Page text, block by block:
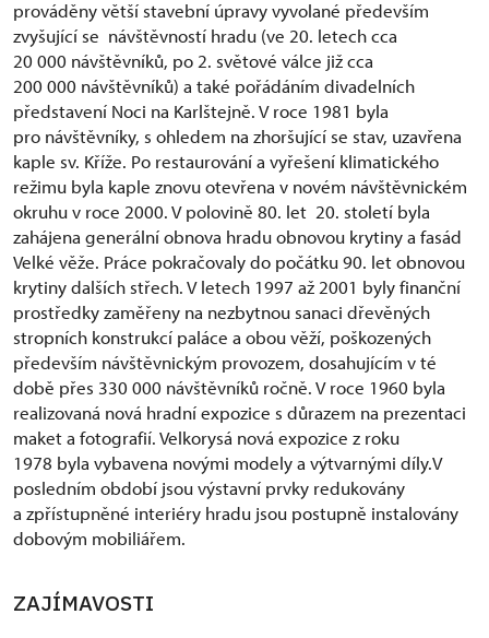
prováděny větší stavební úpravy vyvolané především
zvyšující se návštěvností hradu (ve 20. letech cca
20 000 návštěvníků, po 2. světové válce již cca
200 000 návštěvníků) a také pořádáním divadelních
představení Noci na Karlštejně. V roce 1981 byla
pro návštěvníky, s ohledem na zhoršující se stav, uzavřena
kaple sv. Kříže. Po restaurování a vyřešení klimatického
režimu byla kaple znovu otevřena v novém návštěvnickém
okruhu v roce 2000. V polovině 80. let 20. století byla
zahájena generální obnova hradu obnovou krytiny a fasád
Velké věže. Práce pokračovaly do počátku 90. let obnovou
krytiny dalších střech. V letech 1997 až 2001 byly finanční
prostředky zaměřeny na nezbytnou sanaci dřevěných
stropních konstrukcí paláce a obou věží, poškozených
především návštěvnickým provozem, dosahujícím v té
době přes 330 000 návštěvníků ročně. V roce 1960 byla
realizovaná nová hradní expozice s důrazem na prezentaci
maket a fotografií. Velkorysá nová expozice z roku
1978 byla vybavena novými modely a výtvarnými díly.V
posledním období jsou výstavní prvky redukovány
a zpřístupněné interiéry hradu jsou postupně instalovány
dobovým mobiliářem.
ZAJÍMAVOSTI